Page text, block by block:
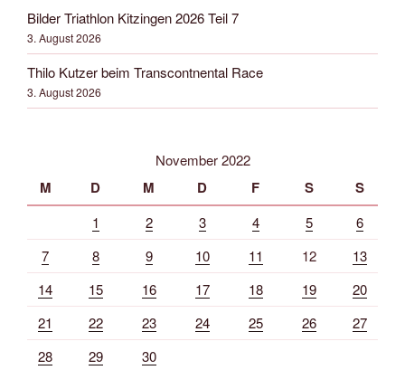
Bilder Triathlon Kitzingen 2026 Teil 7
3. August 2026
Thilo Kutzer beim Transcontnental Race
3. August 2026
November 2022
M D M D F S S
1 2 3 4 5
6
7
8 9 10 11 12
13
14
15 16 17 18 19
20
21
22 23 24 25 26
27
28
29 30